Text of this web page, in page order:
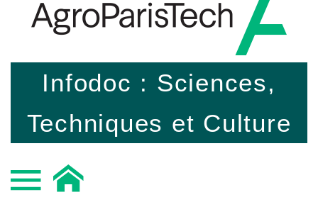
Infodoc : Sciences,
Techniques et Culture